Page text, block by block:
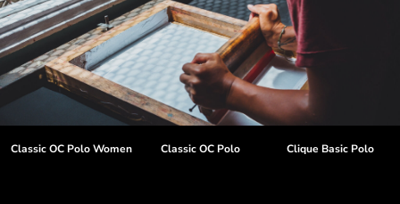
Classic OC Polo Women Classic OC Polo Clique Basic Polo